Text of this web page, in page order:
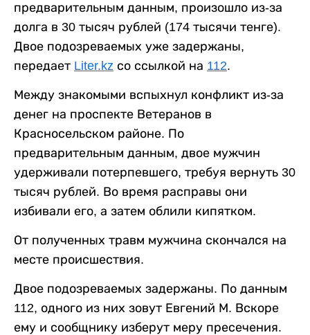
предварительным данным, произошло из-за
долга в 30 тысяч рублей (174 тысячи тенге).
Двое подозреваемых уже задержаны,
передает Liter.kz со ссылкой на 112.
Между знакомыми вспыхнул конфликт из-за
денег на проспекте Ветеранов в
Красносельском районе. По
предварительным данным, двое мужчин
удерживали потерпевшего, требуя вернуть 30
тысяч рублей. Во время расправы они
избивали его, а затем облили кипятком.
От полученных травм мужчина скончался на
месте происшествия.
Двое подозреваемых задержаны. По данным
112, одного из них зовут Евгений М. Вскоре
ему и сообщнику изберут меру пресечения.